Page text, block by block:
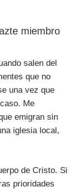
miembro
salen del
que no
una vez que
Me
emigran sin
iglesia local,
de Cristo. Si
prioridades